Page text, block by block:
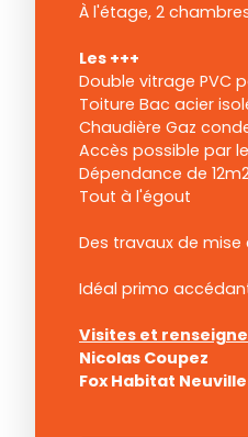
À l'étage, 2
Les +++
Double vitrage PVC
Toiture Bac acier
Chaudière Gaz
Accès possible par
Dépendance de
Tout à l'égout
Des travaux de
Idéal primo
Visites et
Nicolas Coupez
Fox Habitat